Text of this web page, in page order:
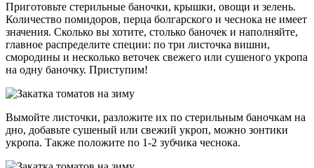
Приготовьте стерильные баночки, крышки, овощи и зелень.
Количество помидоров, перца болгарского и чеснока не имеет
значения. Сколько вы хотите, столько баночек и наполняйте,
главное распределите специи: по три листочка вишни,
смородины и несколько веточек свежего или сушеного укропа
на одну баночку. Приступим!
Вымойте листочки, разложите их по стерильным баночкам на
дно, добавьте сушеный или свежий укроп, можно зонтики
укропа. Также положите по 1-2 зубчика чеснока.